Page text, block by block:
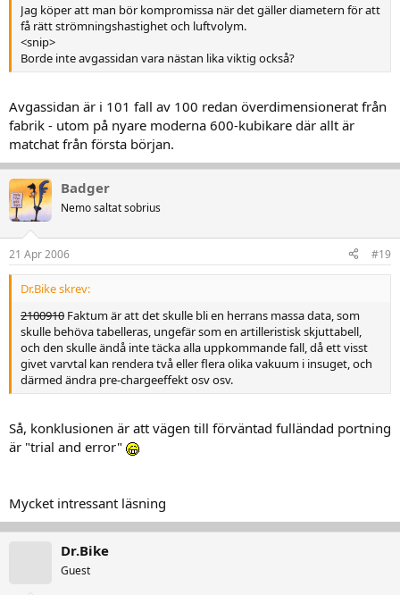
Jag köper att man bör kompromissa när det gäller diametern för att
få rätt strömningshastighet och luftvolym.
<snip>
Borde inte avgassidan vara nästan lika viktig också?
Avgassidan är i 101 fall av 100 redan överdimensionerat från
fabrik - utom på nyare moderna 600-kubikare där allt är
matchat från första början.
Badger
Nemo saltat sobrius
21 Apr 2006 #19
Dr.Bike skrev:
2100910 Faktum är att det skulle bli en herrans massa data, som
skulle behöva tabelleras, ungefär som en artilleristisk skjuttabell,
och den skulle ändå inte täcka alla uppkommande fall, då ett visst
givet varvtal kan rendera två eller flera olika vakuum i insuget, och
därmed ändra pre-chargeeffekt osv osv.
Så, konklusionen är att vägen till förväntad fulländad portning
är "trial and error"
Mycket intressant läsning
Dr.Bike
Guest